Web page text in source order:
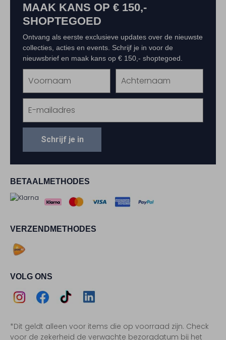
BETAALMETHODES
VERZENDMETHODES
VOLG ONS
Instagram
Facebook
TikTokLinkedIn
*Dit geldt alleen voor items die op voorraad zijn. Check
voor de zekerheid de verwachte bezorgdatum bij het
MAAK KANS OP € 150,-
SHOPTEGOED
Ontvang als eerste exclusieve updates over de nieuwste
collecties, acties en events. Schrijf je in voor de
nieuwsbrief en maak kans op € 150,- shoptegoed.
Schrijf je in